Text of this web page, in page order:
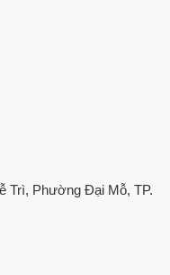
Trì, Phường Đại Mỗ, TP.